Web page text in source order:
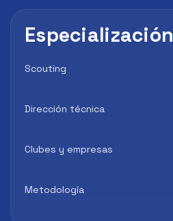
Especialización
Scouting
Dirección técnica
Clubes y empresas
Metodología